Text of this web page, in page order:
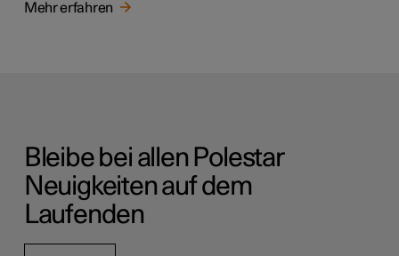
Mehr erfahren
Bleibe bei allen Polestar
Neuigkeiten auf dem
Laufenden